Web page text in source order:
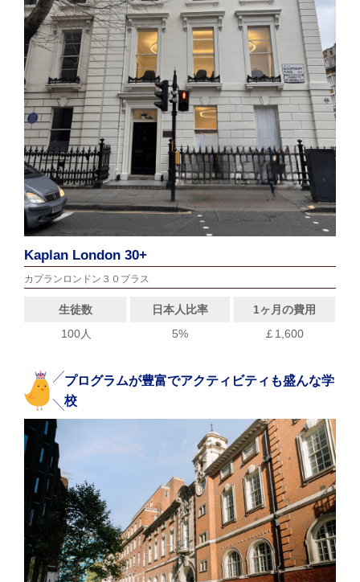
Kaplan London 30+
カプランロンドン３０プラス
生徒数 日本人比率
1ヶ月の費用
100人
5% ￡1,600
プログラムが豊富でアクティビティも盛んな学
校